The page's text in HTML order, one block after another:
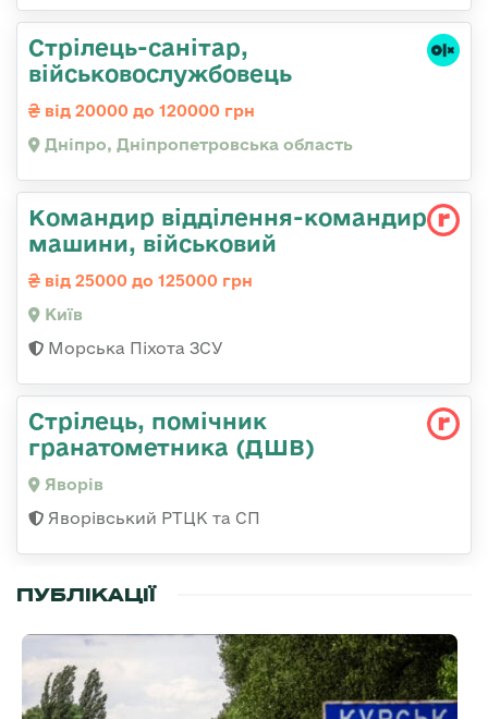
Стрілець-санітар,
військовослужбовець
від 20000 до 120000 грн
Дніпро, Дніпропетровська область
Командир відділення-командир
машини, військовий
від 25000 до 125000 грн
Київ
Морська Піхота ЗСУ
Стрілець, помічник
гранатометника (ДШВ)
Яворів
Яворівський РТЦК та СП
ПУБЛІКАЦІЇ